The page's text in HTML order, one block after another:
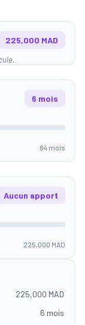
225,000 MAD
6 mois
84 mois
Aucun apport
225,000 MAD
225,000 MAD
6 mois